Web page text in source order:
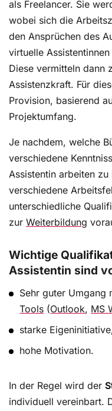
als Freelancer. Sie
wobei sich die
den Ansprüchen des
virtuelle
Diese vermitteln dann
Assistenzkraft. Für
Provision, basierend
Projektumfang.
Je nachdem, welche
verschiedene
Assistentin arbeiten
verschiedene
unterschiedliche
zur Weiterbildung
Wichtige
Assistentin sind
Sehr guter Umgang
Tools (Outlook, MS
starke
hohe Motivation.
In der Regel wird der
individuell vereinbart.